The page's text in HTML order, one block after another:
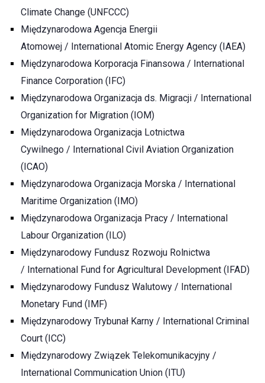
Climate Change (UNFCCC)
Międzynarodowa Agencja Energii
Atomowej / International Atomic Energy Agency (IAEA)
Międzynarodowa Korporacja Finansowa / International
Finance Corporation (IFC)
Międzynarodowa Organizacja ds. Migracji / International
Organization for Migration (IOM)
Międzynarodowa Organizacja Lotnictwa
Cywilnego / International Civil Aviation Organization
(ICAO)
Międzynarodowa Organizacja Morska / International
Maritime Organization (IMO)
Międzynarodowa Organizacja Pracy / International
Labour Organization (ILO)
Międzynarodowy Fundusz Rozwoju Rolnictwa
/ International Fund for Agricultural Development (IFAD)
Międzynarodowy Fundusz Walutowy / International
Monetary Fund (IMF)
Międzynarodowy Trybunał Karny / International Criminal
Court (ICC)
Międzynarodowy Związek Telekomunikacyjny /
International Communication Union (ITU)